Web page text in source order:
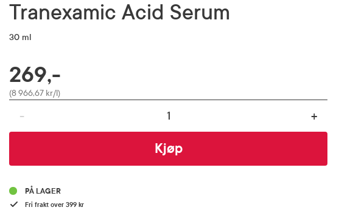
Tranexamic Acid Serum
30 ml
RABATTPROSENT
Pris
269,-
(8 966,67 kr/l)
- +
Kjøp
PÅ LAGER
Fri frakt over 399 kr